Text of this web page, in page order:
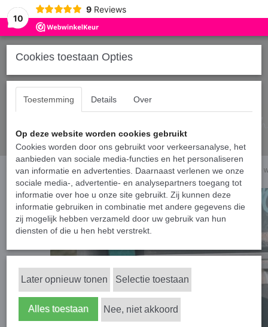
10
9 Reviews
Home › Shirts broer en/of zus › Matching T-shirts voor broer en/of zus - Love
Cookies toestaan Opties
Toestemming Details Over
Op deze website worden cookies gebruikt
Cookies worden door ons gebruikt voor verkeersanalyse, het
aanbieden van sociale media-functies en het personaliseren
van informatie en advertenties. Daarnaast verlenen we onze
sociale media-, advertentie- en analysepartners toegang tot
informatie over hoe u onze site gebruikt. Zij kunnen deze
informatie gebruiken in combinatie met andere gegevens die
zij mogelijk hebben verzameld door uw gebruik van hun
diensten of die u hen hebt verstrekt.
Later opnieuw tonen Selectie toestaan
Alles toestaan Nee, niet akkoord